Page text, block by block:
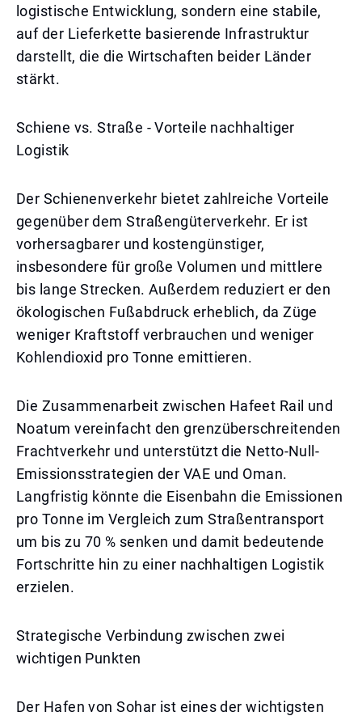
logistische Entwicklung, sondern eine stabile,
auf der Lieferkette basierende Infrastruktur
darstellt, die die Wirtschaften beider Länder
stärkt.
Schiene vs. Straße - Vorteile nachhaltiger
Logistik
Der Schienenverkehr bietet zahlreiche Vorteile
gegenüber dem Straßengüterverkehr. Er ist
vorhersagbarer und kostengünstiger,
insbesondere für große Volumen und mittlere
bis lange Strecken. Außerdem reduziert er den
ökologischen Fußabdruck erheblich, da Züge
weniger Kraftstoff verbrauchen und weniger
Kohlendioxid pro Tonne emittieren.
Die Zusammenarbeit zwischen Hafeet Rail und
Noatum vereinfacht den grenzüberschreitenden
Frachtverkehr und unterstützt die Netto-Null-
Emissionsstrategien der VAE und Oman.
Langfristig könnte die Eisenbahn die Emissionen
pro Tonne im Vergleich zum Straßentransport
um bis zu 70 % senken und damit bedeutende
Fortschritte hin zu einer nachhaltigen Logistik
erzielen.
Strategische Verbindung zwischen zwei
wichtigen Punkten
Der Hafen von Sohar ist eines der wichtigsten